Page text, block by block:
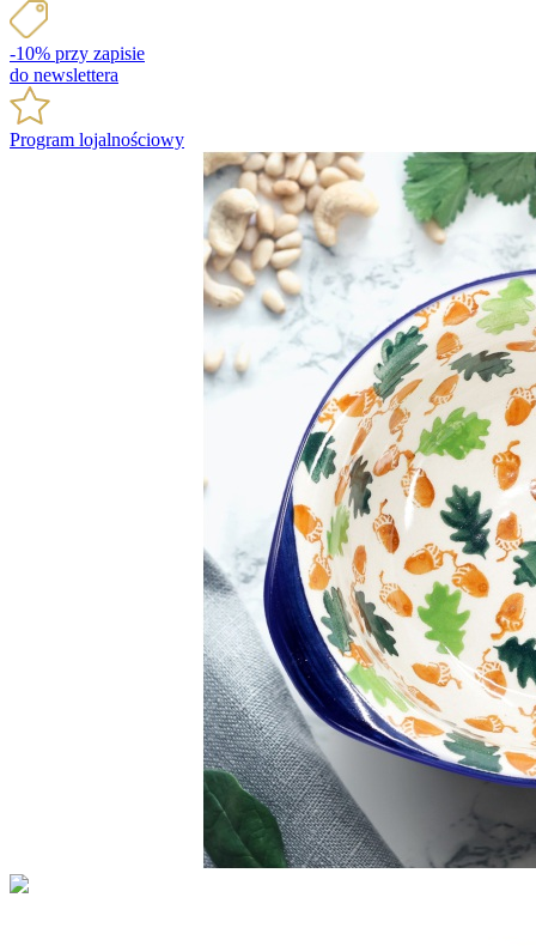
-10% przy zapisie
do newslettera
Program lojalnościowy